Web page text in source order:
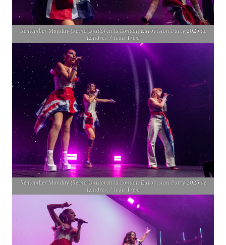
Remember Monday (Reino Unido) en la London Eurovision Party 2025 de
Londres / Iván Trejo
Remember Monday (Reino Unido) en la London Eurovision Party 2025 de
Londres / Iván Trejo